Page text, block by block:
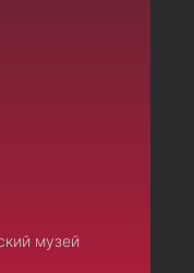
музей